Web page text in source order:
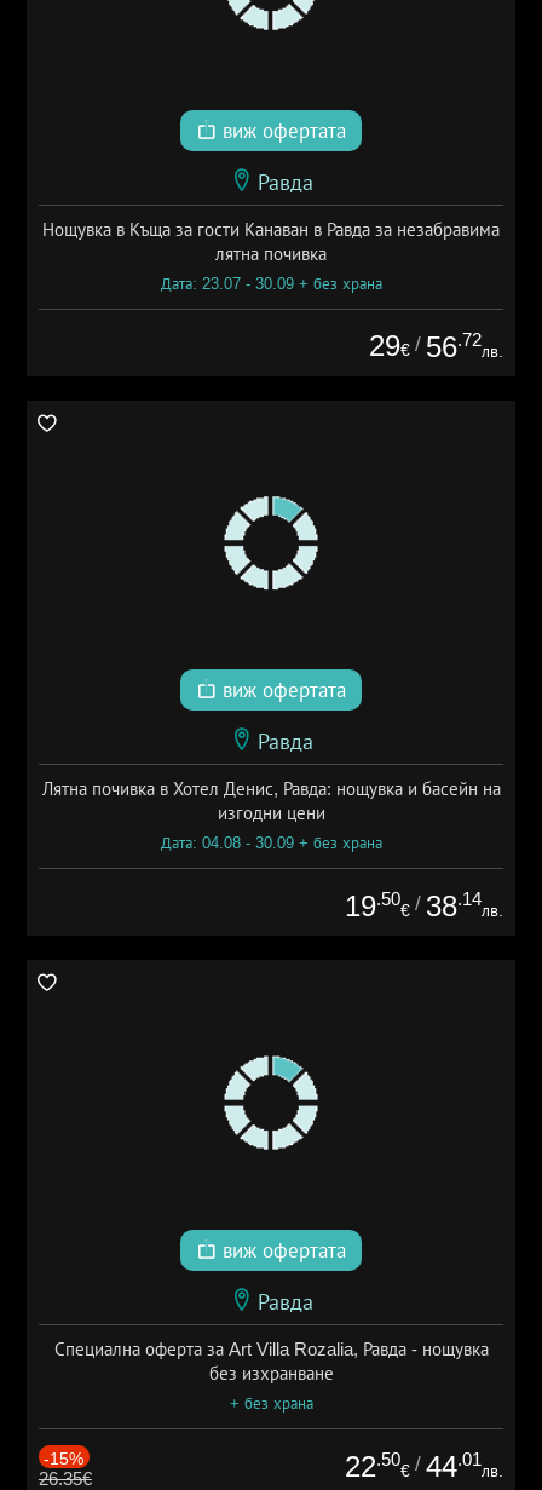
виж офертата
Равда
Нощувка в Къща за гости Канаван в Равда за незабравима
лятна почивка
Дата: 23.07 - 30.09 + без храна
29€ / 56.72
лв.
виж офертата
Равда
Лятна почивка в Хотел Денис, Равда: нощувка и басейн на
изгодни цени
Дата: 04.08 - 30.09 + без храна
19.50
€ / 38.14
лв.
виж офертата
Равда
Специална оферта за Art Villa Rozalia, Равда - нощувка
без изхранване
+ без храна
-15%
26.35€ 22.50
€ / 44.01
лв.